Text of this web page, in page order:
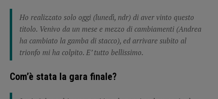
Ho realizzato solo oggi (lunedì, ndr) di aver vinto questo
titolo. Venivo da un mese e mezzo di cambiamenti (Andrea
ha cambiato la gamba di stacco), ed arrivare subito al
trionfo mi ha colpito. E’ tutto bellissimo.
Com’è stata la gara finale?